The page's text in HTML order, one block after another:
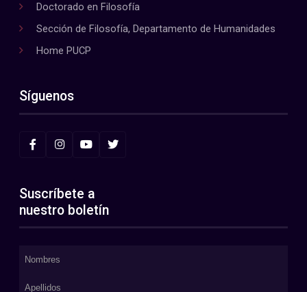
Doctorado en Filosofía
Sección de Filosofía, Departamento de Humanidades
Home PUCP
Síguenos
Suscríbete a
nuestro boletín